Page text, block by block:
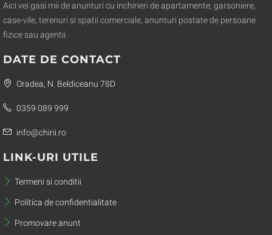
Aici vei gasi mii de anunturi cu inchirieri de apartamente, garsoniere,
case-vile, terenuri si spatii comerciale, anunturi postate de persoane
fizice sau agentii.
DATE DE CONTACT
Oradea, N. Beldiceanu 78D
0359 089 999
info@chirii.ro
LINK-URI UTILE
Termeni si conditii
Politica de confidentialitate
Promovare anunt